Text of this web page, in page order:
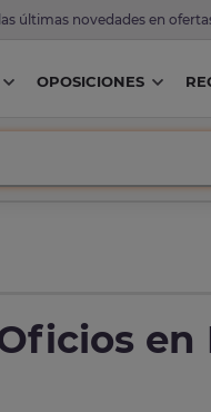
últimas novedades en
OPOSICIONES
en